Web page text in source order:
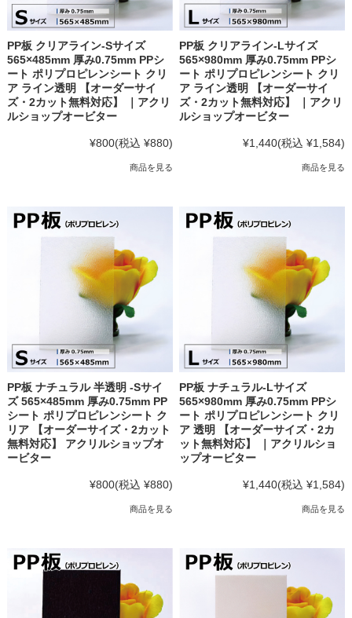
PP板 クリアライン-Sサイズ
565×485mm 厚み0.75mm PPシ
ート ポリプロピレンシート クリ
ア ライン透明 【オーダーサイ
ズ・2カット無料対応】 ｜アクリ
ルショップオービター
¥800(税込 ¥880)
商品を見る
PP板 クリアライン-Lサイズ
565×980mm 厚み0.75mm PPシ
ート ポリプロピレンシート クリ
ア ライン透明 【オーダーサイ
ズ・2カット無料対応】 ｜アクリ
ルショップオービター
¥1,440(税込 ¥1,584)
商品を見る
PP板 ナチュラル 半透明 -Sサイ
ズ 565×485mm 厚み0.75mm PP
シート ポリプロピレンシート ク
リア 【オーダーサイズ・2カット
無料対応】 アクリルショップオ
ービター
¥800(税込 ¥880)
商品を見る
PP板 ナチュラル-Lサイズ
565×980mm 厚み0.75mm PPシ
ート ポリプロピレンシート クリ
ア 透明 【オーダーサイズ・2カ
ット無料対応】 ｜アクリルショ
ップオービター
¥1,440(税込 ¥1,584)
商品を見る